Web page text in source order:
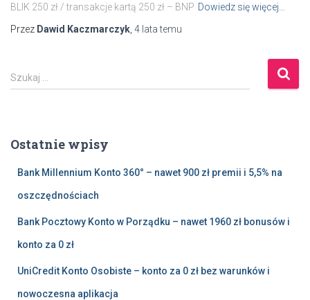
BLIK 250 zł / transakcje kartą 250 zł – BNP Dowiedz się więcej…
Przez Dawid Kaczmarczyk 4 latatemu
S
z
j
Szukaj …
Ostatnie wpisy
Bank Millennium Konto 360° – nawet 900 zł premii i 5,5% na
oszczędnościach
Bank Pocztowy Konto w Porządku – nawet 1960 zł bonusów i
konto za 0 zł
UniCredit Konto Osobiste – konto za 0 zł bez warunków i
nowoczesna aplikacja